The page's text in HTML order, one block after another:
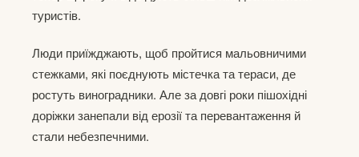
туристів.
Люди приїжджають, щоб пройтися мальовничими
стежками, які поєднують містечка та тераси, де
ростуть виноградники. Але за довгі роки пішохідні
доріжки занепали від ерозії та перевантаження й
стали небезпечними.